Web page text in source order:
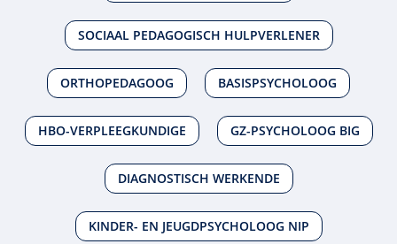
SOCIAAL PEDAGOGISCH HULPVERLENER
ORTHOPEDAGOOG BASISPSYCHOLOOG
HBO-VERPLEEGKUNDIGE GZ-PSYCHOLOOG BIG
DIAGNOSTISCH WERKENDE
KINDER- EN JEUGDPSYCHOLOOG NIP